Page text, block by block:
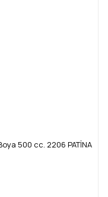
500 cc. 2206 PATİNA